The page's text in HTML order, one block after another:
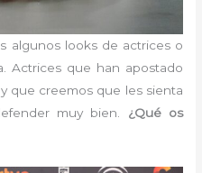
algunos looks de actrices o
Actrices que han apostado
que creemos que les sienta
muy bien. ¿Qué os